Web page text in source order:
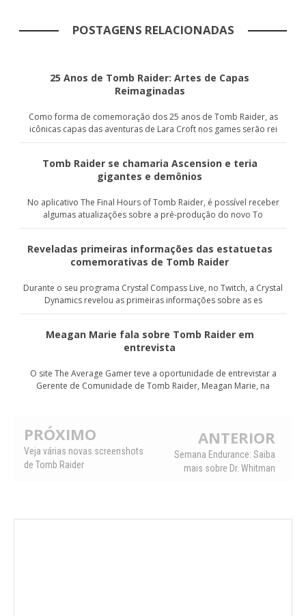
POSTAGENS RELACIONADAS
25 Anos de Tomb Raider: Artes de Capas
Reimaginadas
Como forma de comemoração dos 25 anos de Tomb Raider, as
icônicas capas das aventuras de Lara Croft nos games serão rei
Tomb Raider se chamaria Ascension e teria
gigantes e demônios
No aplicativo The Final Hours of Tomb Raider, é possível receber
algumas atualizações sobre a pré-produção do novo To
Reveladas primeiras informações das estatuetas
comemorativas de Tomb Raider
Durante o seu programa Crystal Compass Live, no Twitch, a Crystal
Dynamics revelou as primeiras informações sobre as es
Meagan Marie fala sobre Tomb Raider em
entrevista
O site The Average Gamer teve a oportunidade de entrevistar a
Gerente de Comunidade de Tomb Raider, Meagan Marie, na
PRÓXIMO
Veja várias novas screenshots
de Tomb Raider
ANTERIOR
Semana Endurance: Saiba
mais sobre Dr. Whitman